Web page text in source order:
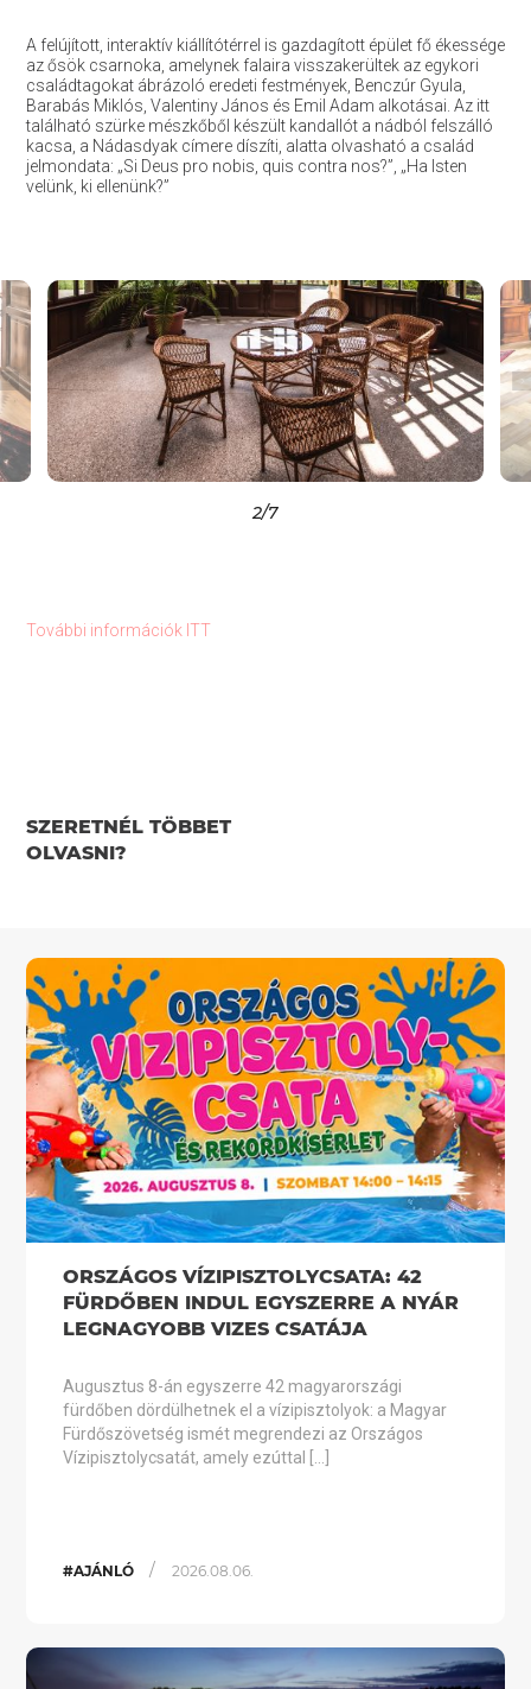
A felújított, interaktív kiállítótérrel is gazdagított épület fő ékessége
az ősök csarnoka, amelynek falaira visszakerültek az egykori
családtagokat ábrázoló eredeti festmények, Benczúr Gyula,
Barabás Miklós, Valentiny János és Emil Adam alkotásai. Az itt
található szürke mészkőből készült kandallót a nádból felszálló
kacsa, a Nádasdyak címere díszíti, alatta olvasható a család
jelmondata: „Si Deus pro nobis, quis contra nos?”, „Ha Isten
velünk, ki ellenünk?”
2/7
További információk ITT
SZERETNÉL TÖBBET
OLVASNI?
ORSZÁGOS VÍZIPISZTOLYCSATA: 42
FÜRDŐBEN INDUL EGYSZERRE A NYÁR
LEGNAGYOBB VIZES CSATÁJA
Augusztus 8-án egyszerre 42 magyarországi
fürdőben dördülhetnek el a vízipisztolyok: a Magyar
Fürdőszövetség ismét megrendezi az Országos
Vízipisztolycsatát, amely ezúttal […]
#AJÁNLÓ / 2026.08.06.